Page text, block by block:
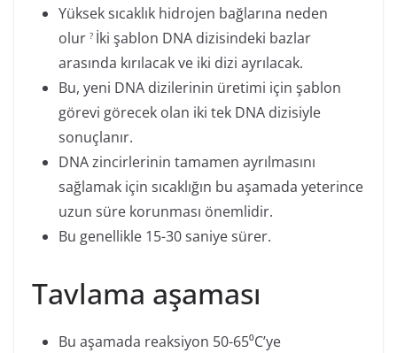
Yüksek sıcaklık hidrojen bağlarına neden
olur ? İki şablon DNA dizisindeki bazlar
arasında kırılacak ve iki dizi ayrılacak.
Bu, yeni DNA dizilerinin üretimi için şablon
görevi görecek olan iki tek DNA dizisiyle
sonuçlanır.
DNA zincirlerinin tamamen ayrılmasını
sağlamak için sıcaklığın bu aşamada yeterince
uzun süre korunması önemlidir.
Bu genellikle 15-30 saniye sürer.
Tavlama aşaması
Bu aşamada reaksiyon 50-65⁰C’ye